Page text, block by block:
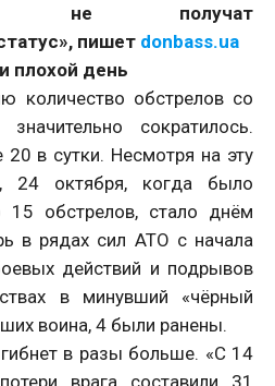
не получат
пишет donbass.ua
плохой день
количество обстрелов со
сократилось.
в сутки. Несмотря на эту
24 октября, когда было
15 обстрелов, стало днём
в рядах сил АТО с начала
действий и подрывов
в минувший «чёрный
воина, 4 были ранены.
в разы больше. «С 14
врага составили 31